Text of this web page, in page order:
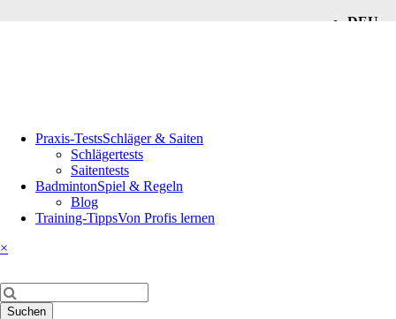
DEU
überspringen
Praxis-TestsSchläger & Saiten
Schlägertests
Saitentests
BadmintonSpiel & Regeln
Blog
Training-TippsVon Profis lernen
×
Suchbegriffe
Suchen